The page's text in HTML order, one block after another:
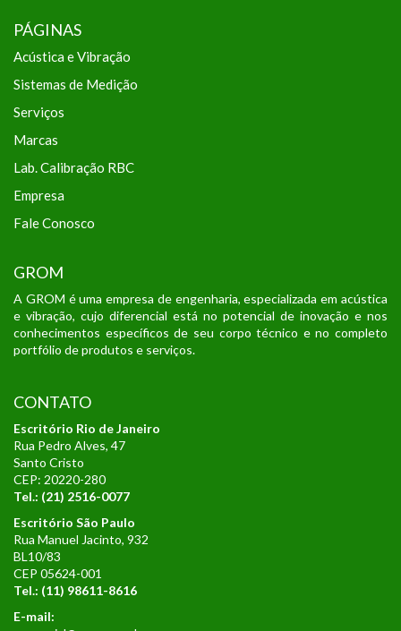
PÁGINAS
Acústica e Vibração
Sistemas de Medição
Serviços
Marcas
Lab. Calibração RBC
Empresa
Fale Conosco
GROM
A GROM é uma empresa de engenharia, especializada em acústica
e vibração, cujo diferencial está no potencial de inovação e nos
conhecimentos específicos de seu corpo técnico e no completo
portfólio de produtos e serviços.
CONTATO
Escritório Rio de Janeiro
Rua Pedro Alves, 47
Santo Cristo
CEP: 20220-280
Tel.: (21) 2516-0077
Escritório São Paulo
Rua Manuel Jacinto, 932
BL10/83
CEP 05624-001
Tel.: (11) 98611-8616
E-mail: